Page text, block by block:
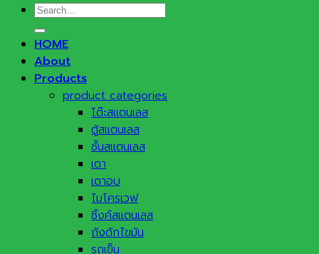
Search
for:
HOME
About
Products
product categories
โต๊ะสแตนเลส
ตู้สแตนเลส
ชั้นสแตนเลส
เตา
เตาอบ
ไมโครเวฟ
ซิ้งค์สแตนเลส
ถังดักไขมัน
รถเข็น